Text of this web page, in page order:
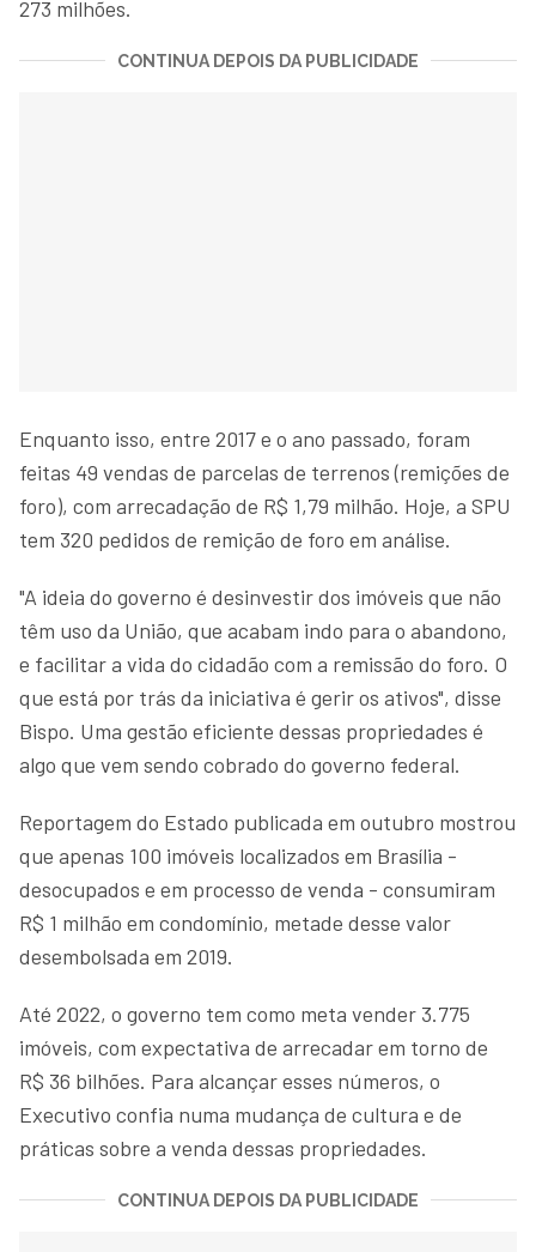
273 milhões.
CONTINUA DEPOIS DA PUBLICIDADE
Enquanto isso, entre 2017 e o ano passado, foram
feitas 49 vendas de parcelas de terrenos (remições de
foro), com arrecadação de R$ 1,79 milhão. Hoje, a SPU
tem 320 pedidos de remição de foro em análise.
"A ideia do governo é desinvestir dos imóveis que não
têm uso da União, que acabam indo para o abandono,
e facilitar a vida do cidadão com a remissão do foro. O
que está por trás da iniciativa é gerir os ativos", disse
Bispo. Uma gestão eficiente dessas propriedades é
algo que vem sendo cobrado do governo federal.
Reportagem do Estado publicada em outubro mostrou
que apenas 100 imóveis localizados em Brasília -
desocupados e em processo de venda - consumiram
R$ 1 milhão em condomínio, metade desse valor
desembolsada em 2019.
Até 2022, o governo tem como meta vender 3.775
imóveis, com expectativa de arrecadar em torno de
R$ 36 bilhões. Para alcançar esses números, o
Executivo confia numa mudança de cultura e de
práticas sobre a venda dessas propriedades.
CONTINUA DEPOIS DA PUBLICIDADE